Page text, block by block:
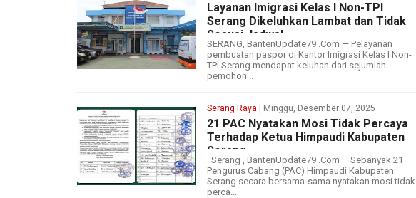
Layanan Imigrasi Kelas I Non-TPI
Serang Dikeluhkan Lambat dan Tidak
Sesuai Jadwal
SERANG, BantenUpdate79 .Com — Pelayanan
pembuatan paspor di Kantor Imigrasi Kelas I Non-
TPI Serang mendapat keluhan dari sejumlah
pemohon...
Serang Raya | Minggu, Desember 07, 2025
21 PAC Nyatakan Mosi Tidak Percaya
Terhadap Ketua Himpaudi Kabupaten
Serang
Serang , BantenUpdate79 .Com – Sebanyak 21
Pengurus Cabang (PAC) Himpaudi Kabupaten
Serang secara bersama-sama nyatakan mosi tidak
perca...